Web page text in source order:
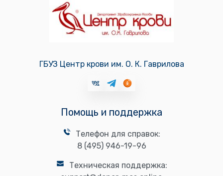
ГБУЗ Центр крови им. О. К. Гаврилова
Помощь и поддержка
Телефон для справок:
8 (495) 946-19-96
Техническая поддержка: